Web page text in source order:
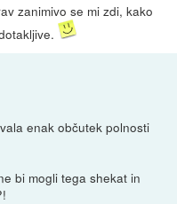
zanimivo se mi zdi, kako
enak občutek polnosti
bi mogli tega shekat in